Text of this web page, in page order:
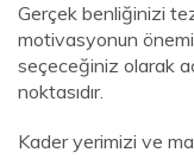
Gerçek benliğinizi
motivasyonun
seçeceğiniz olarak
noktasıdır.
Kader yerimizi ve